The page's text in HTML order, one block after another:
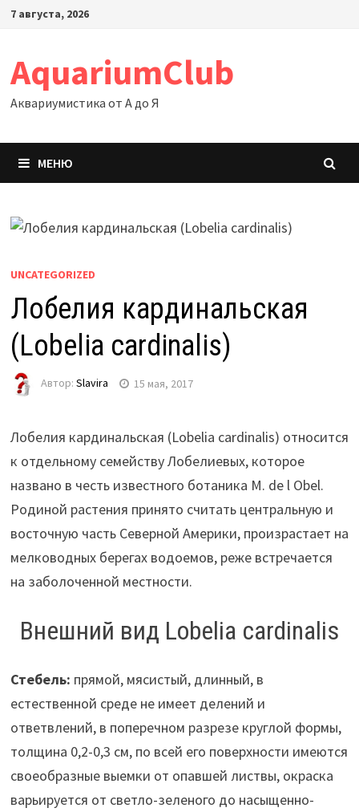
Перейти
7 августа, 2026
AquariumClub
Аквариумистика от А до Я
МЕНЮ
UNCATEGORIZED
Лобелия кардинальская
(Lobelia cardinalis)
Автор: Slavira 15 мая, 2017
Лобелия кардинальская (Lobelia cardinalis) относится
к отдельному семейству Лобелиевых, которое
названо в честь известного ботаника M. de l Obel.
Родиной растения принято считать центральную и
восточную часть Северной Америки, произрастает на
мелководных берегах водоемов, реже встречается
на заболоченной местности.
Внешний вид Lobelia cardinalis
Стебель: прямой, мясистый, длинный, в
естественной среде не имеет делений и
ответвлений, в поперечном разрезе круглой формы,
толщина 0,2-0,3 см, по всей его поверхности имеются
своеобразные выемки от опавшей листвы, окраска
варьируется от светло-зеленого до насыщенно-